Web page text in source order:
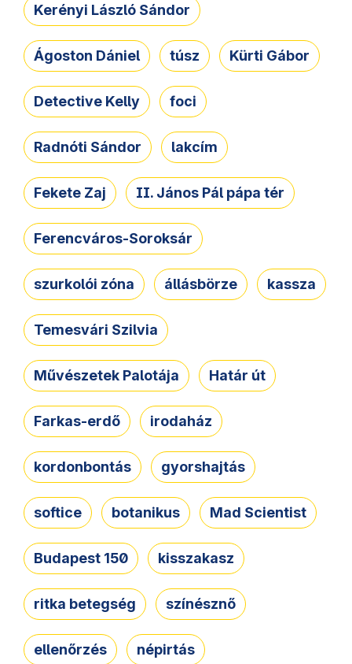
Kerényi László Sándor
Ágoston Dániel túsz Kürti Gábor
Detective Kelly foci
Radnóti Sándor lakcím
Fekete Zaj II. János Pál pápa tér
Ferencváros-Soroksár
szurkolói zóna állásbörze kassza
Temesvári Szilvia
Művészetek Palotája Határ út
Farkas-erdő irodaház
kordonbontás gyorshajtás
softice botanikus Mad Scientist
Budapest 150 kisszakasz
ritka betegség színésznő
ellenőrzés népirtás